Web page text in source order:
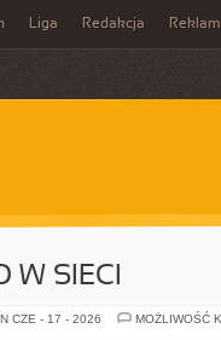
Liga Redakcja
W SIECI
CZE - 17 - 2026
MOŻLIWOŚĆ